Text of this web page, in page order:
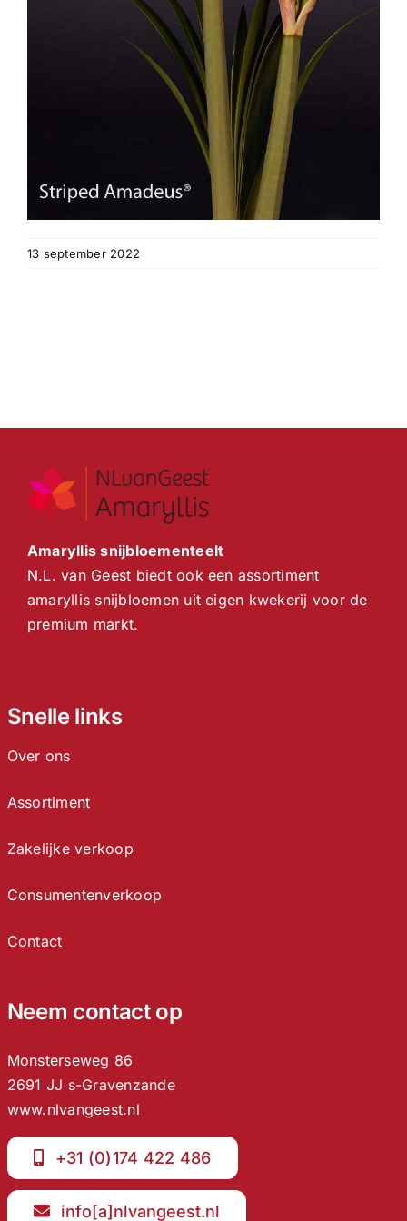
13 september 2022
Amaryllis snijbloementeelt
N.L. van Geest biedt ook een assortiment
amaryllis snijbloemen uit eigen kwekerij voor de
premium markt.
Snelle links
Over ons
Assortiment
Zakelijke verkoop
Consumentenverkoop
Contact
Neem contact op
Monsterseweg 86
2691 JJ s-Gravenzande
www.nlvangeest.nl
+31 (0)174 422 486
info[a]nlvangeest.nl